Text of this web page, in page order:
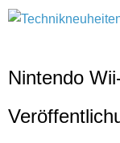
Nintendo